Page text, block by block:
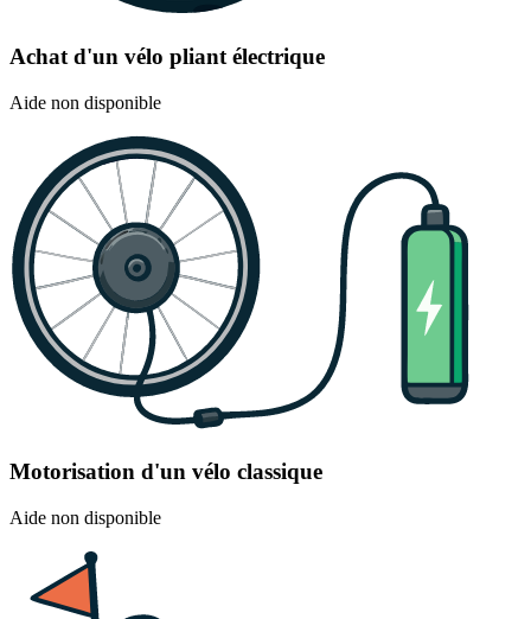
Achat d'un vélo pliant électrique
Aide non disponible
Motorisation d'un vélo classique
Aide non disponible